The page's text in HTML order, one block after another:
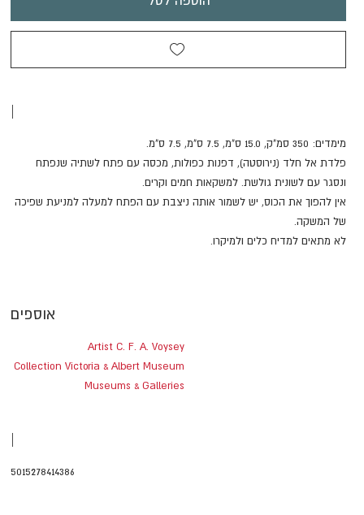
|
מימדים: 350 סמ"ק, 15.0 ס"מ, 7.5 ס"מ, 7.5 ס"מ.
פלדת אל חלד (נירוסטה), דפנות כפולות, מכסה עם פתח לשתיה שנפתח
ונסגר עם לשונית גולשת. למשקאות חמים וקרים.
אין להפוך את הכוס, יש לשמור אותה ניצבת עם הפתח למעלה למניעת שפיכה
של המשקה.
לא מתאים למדיח כלים ולמיקרו.
אוספים
Artist C. F. A. Voysey
Collection Victoria & Albert Museum
Museums & Galleries
|
5015278414386